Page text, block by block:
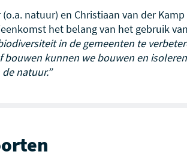
natuur) en Christiaan van der
het belang van het gebruik
in de gemeenten te
bouwen kunnen we bouwen en
natuur.”